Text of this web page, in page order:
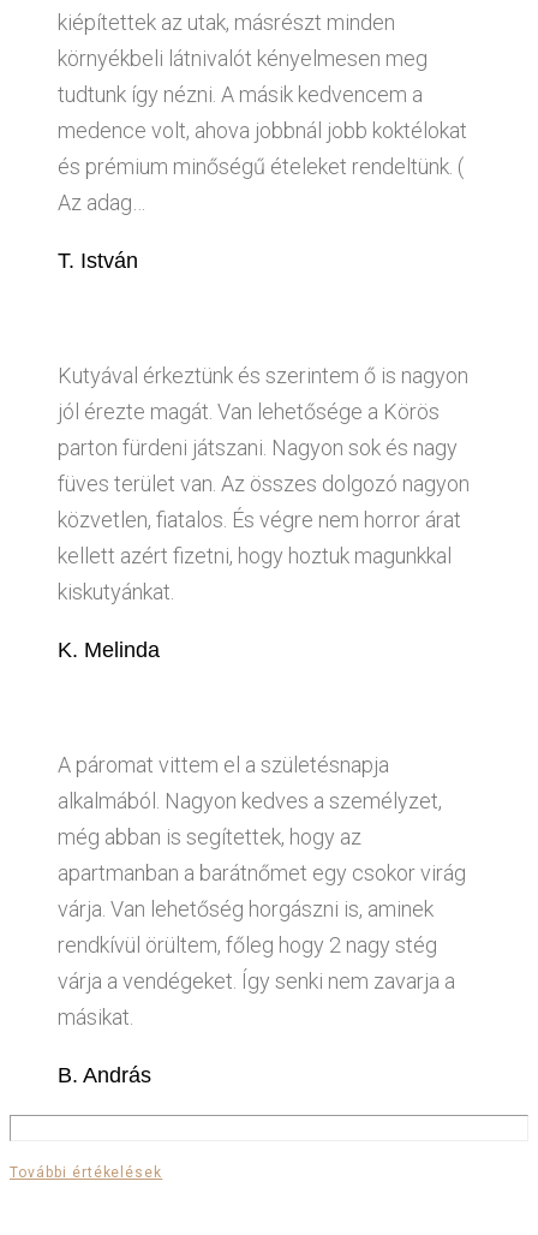
kiépítettek az utak, másrészt minden
környékbeli látnivalót kényelmesen meg
tudtunk így nézni. A másik kedvencem a
medence volt, ahova jobbnál jobb koktélokat
és prémium minőségű ételeket rendeltünk. (
Az adag…
T. István
Kutyával érkeztünk és szerintem ő is nagyon
jól érezte magát. Van lehetősége a Körös
parton fürdeni játszani. Nagyon sok és nagy
füves terület van. Az összes dolgozó nagyon
közvetlen, fiatalos. És végre nem horror árat
kellett azért fizetni, hogy hoztuk magunkkal
kiskutyánkat.
K. Melinda
A páromat vittem el a születésnapja
alkalmából. Nagyon kedves a személyzet,
még abban is segítettek, hogy az
apartmanban a barátnőmet egy csokor virág
várja. Van lehetőség horgászni is, aminek
rendkívül örültem, főleg hogy 2 nagy stég
várja a vendégeket. Így senki nem zavarja a
másikat.
B. András
További értékelések